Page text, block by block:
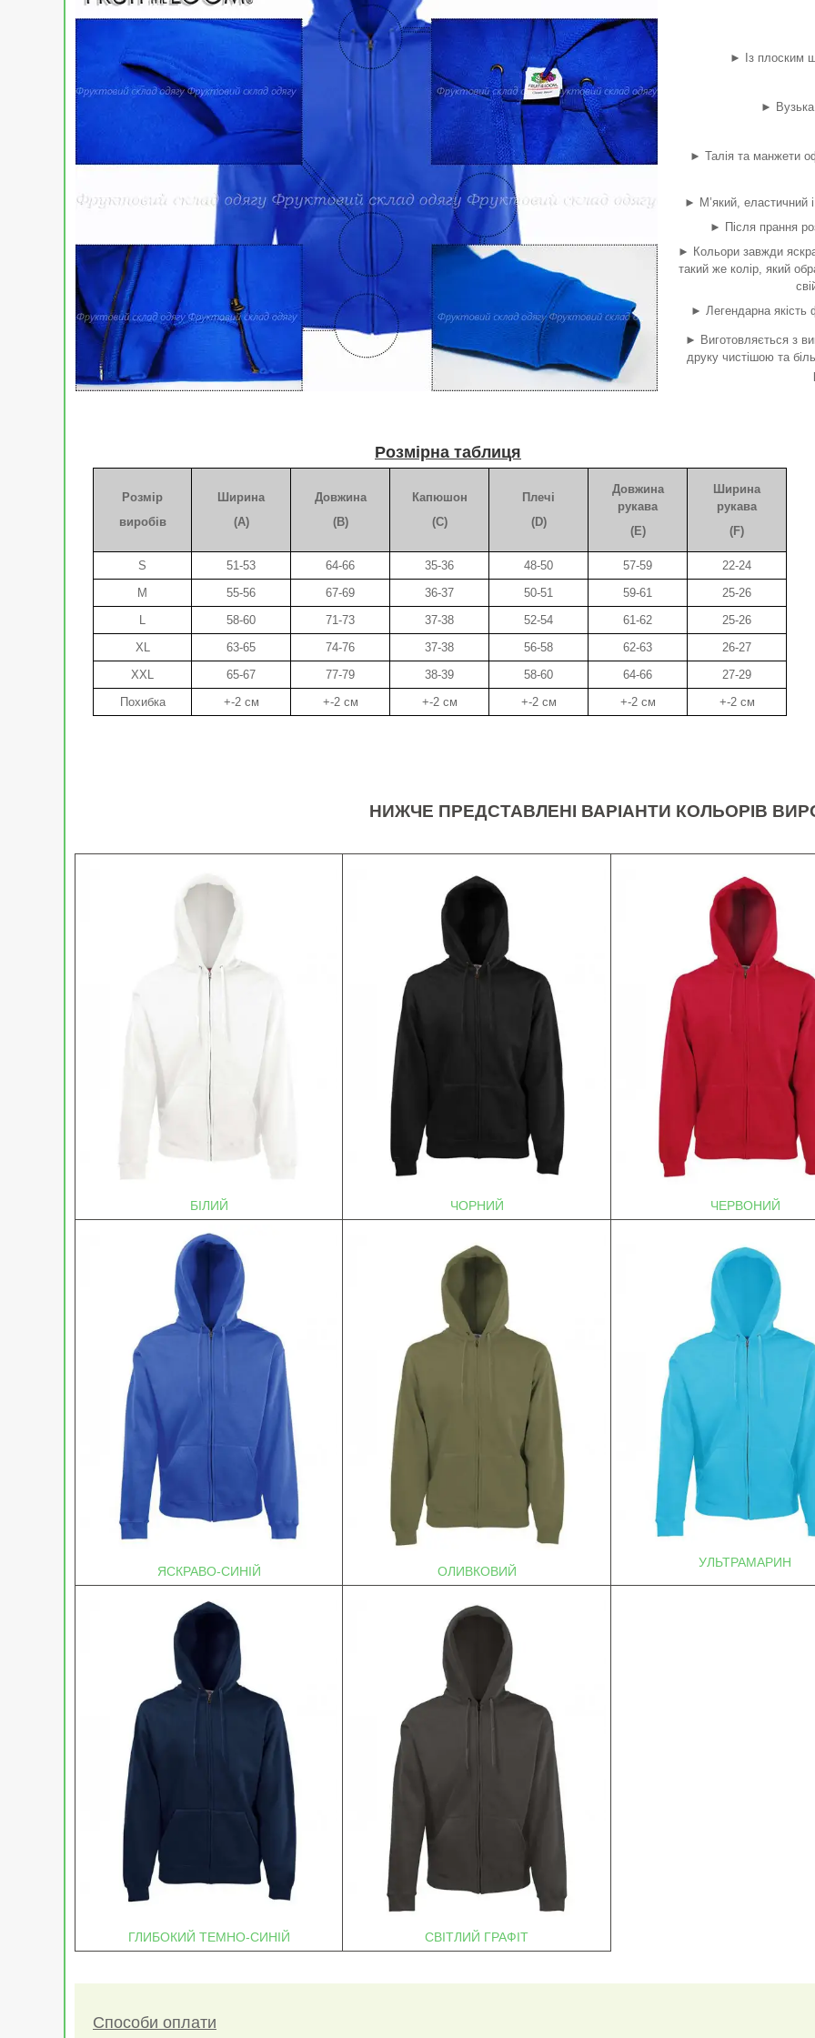
► Із плоским
► Вузька
► Талія та манжети
► М’який, еластичний
► Після прання
► Кольори завжди
такий же колір, який
► Легендарна якість
► Виготовляється з
друку чистішою та
Розмірна таблиця
Розмір
виробів
Ширина
(A)
Довжина
(B)
Капюшон
(C)
Плечі
(D)
Довжина
рукава
(E)
Ширина
рукава
(F)
S 51-53 64-66 35-36 48-50 57-59
22-24
M
55-56 67-69 36-37 50-51 59-61
25-26
58-60 71-73 37-38 52-54 61-62
25-26
XL
63-65 74-76 37-38 56-58 62-63
26-27
XXL
65-67 77-79 38-39 58-60 64-66
27-29
Похибка
+-2 см +-2 см +-2 см +-2 см +-2 см +-2 см
НИЖЧЕ ПРЕДСТАВЛЕНІ ВАРІАНТИ КОЛЬОРІВ
БІЛИЙ ЧОРНИЙ ЧЕРВОНИЙ
ЯСКРАВО-СИНІЙ ОЛИВКОВИЙ
УЛЬТРАМАРИН
ГЛИБОКИЙ ТЕМНО-СИНІЙ СВІТЛИЙ ГРАФІТ
Способи оплати